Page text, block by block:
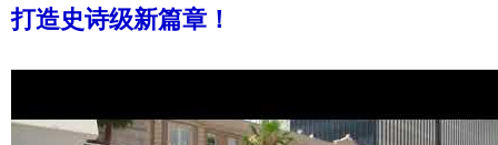
a
i
打造史诗级新篇章！